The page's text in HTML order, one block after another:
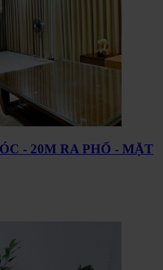
- 20M RA PHỐ - MẶT